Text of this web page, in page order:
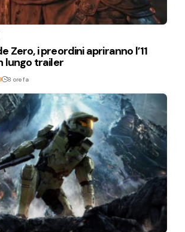
Zero, i preordini apriranno l’11
lungo trailer
8 ore fa